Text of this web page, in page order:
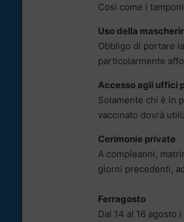
Così come i
Uso della
Obbligo di portare
particolarmente
Accesso agli uffici
Solamente chi è in
vaccinato dovrà
Cerimonie private
A compleanni,
giorni precedenti,
Ferragosto
Dal 14 al 16